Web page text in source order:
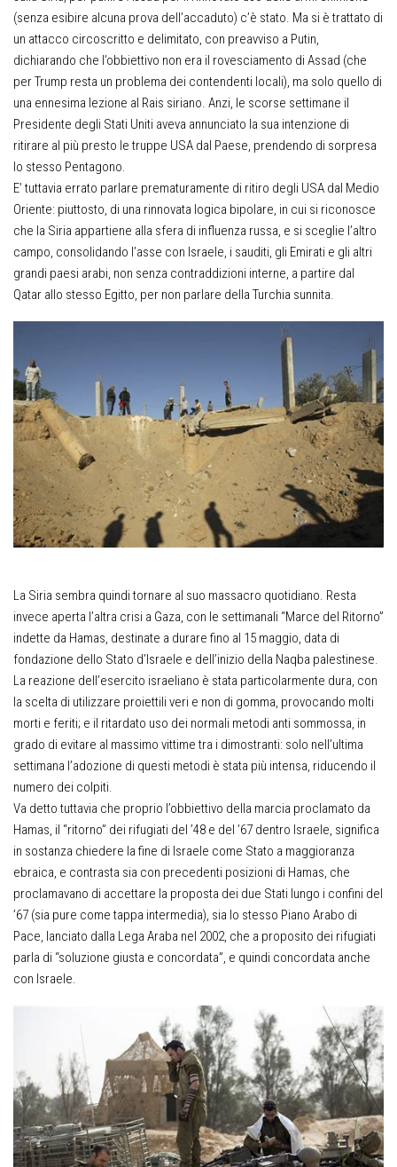
(senza esibire alcuna prova dell’accaduto) c’è stato. Ma si è trattato di
un attacco circoscritto e delimitato, con preavviso a Putin,
dichiarando che l’obbiettivo non era il rovesciamento di Assad (che
per Trump resta un problema dei contendenti locali), ma solo quello di
una ennesima lezione al Rais siriano. Anzi, le scorse settimane il
Presidente degli Stati Uniti aveva annunciato la sua intenzione di
ritirare al più presto le truppe USA dal Paese, prendendo di sorpresa
lo stesso Pentagono.
E’ tuttavia errato parlare prematuramente di ritiro degli USA dal Medio
Oriente: piuttosto, di una rinnovata logica bipolare, in cui si riconosce
che la Siria appartiene alla sfera di influenza russa, e si sceglie l’altro
campo, consolidando l’asse con Israele, i sauditi, gli Emirati e gli altri
grandi paesi arabi, non senza contraddizioni interne, a partire dal
Qatar allo stesso Egitto, per non parlare della Turchia sunnita.
La Siria sembra quindi tornare al suo massacro quotidiano. Resta
invece aperta l’altra crisi a Gaza, con le settimanali “Marce del Ritorno”
indette da Hamas, destinate a durare fino al 15 maggio, data di
fondazione dello Stato d’Israele e dell’inizio della Naqba palestinese.
La reazione dell’esercito israeliano è stata particolarmente dura, con
la scelta di utilizzare proiettili veri e non di gomma, provocando molti
morti e feriti; e il ritardato uso dei normali metodi anti sommossa, in
grado di evitare al massimo vittime tra i dimostranti: solo nell’ultima
settimana l’adozione di questi metodi è stata più intensa, riducendo il
numero dei colpiti.
Va detto tuttavia che proprio l’obbiettivo della marcia proclamato da
Hamas, il “ritorno” dei rifugiati del ’48 e del ’67 dentro Israele, significa
in sostanza chiedere la fine di Israele come Stato a maggioranza
ebraica, e contrasta sia con precedenti posizioni di Hamas, che
proclamavano di accettare la proposta dei due Stati lungo i confini del
’67 (sia pure come tappa intermedia), sia lo stesso Piano Arabo di
Pace, lanciato dalla Lega Araba nel 2002, che a proposito dei rifugiati
parla di “soluzione giusta e concordata”, e quindi concordata anche
con Israele.